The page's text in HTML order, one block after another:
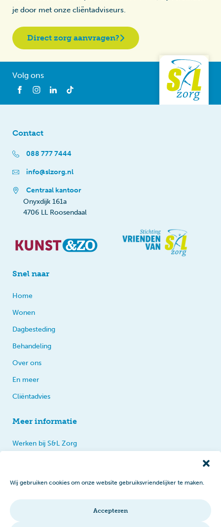
Wij gebruiken cookies om onze website gebruiksvriendelijker te maken.
Accepteren
je door met onze cliëntadviseurs.
Direct zorg aanvragen?
Volg ons
Contact
088 777 7444
info@slzorg.nl
Centraal kantoor
Onyxdijk 161a
4706 LL Roosendaal
Snel naar
Home
Wonen
Dagbesteding
Behandeling
Over ons
En meer
Cliëntadvies
Meer informatie
Werken bij S&L Zorg